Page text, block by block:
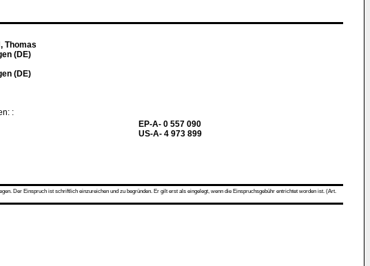
Thomas
(DE)
(DE)
:
EP-A- 0 557 090
US-A- 4 973 899
Der Einspruch ist schriftlich einzureichen und zu begründen. Er gilt erst als eingelegt, wenn die Einspruchsgebühr entrichtet worden ist. (Art.